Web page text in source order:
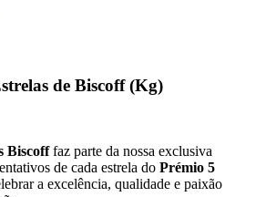
de Biscoff (Kg)
Biscofffaz parte da nossa exclusiva
de cada estrela do Prémio 5
a excelência, qualidade e paixão